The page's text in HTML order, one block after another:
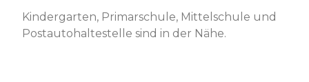
Kindergarten, Primarschule, Mittelschule und
Postautohaltestelle sind in der Nähe.